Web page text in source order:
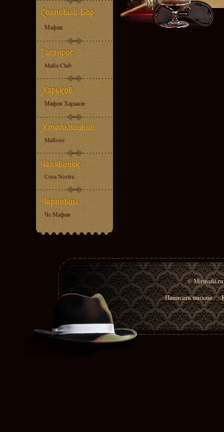
Мафия
Mafia Club
Мафия Харьков
Mafioso
Cosa Nostra
Че Мафия
© Mirmafii.ru
Написать письмо